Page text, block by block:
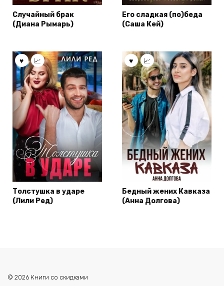
Случайный брак
(Диана Рымарь)
Его сладкая (по)беда
(Саша Кей)
Толстушка в ударе
(Лили Ред)
Бедный жених Кавказа
(Анна Долгова)
© 2026 Книги со скидками